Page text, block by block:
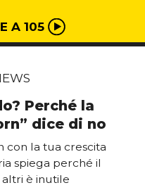
A 105
Perché la
dice di no
con la tua crescita
spiega perché il
è inutile